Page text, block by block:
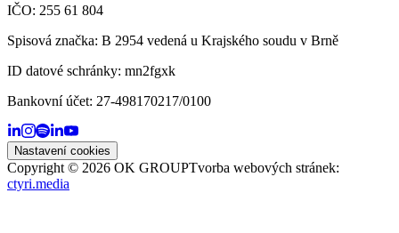
IČO: 255 61 804
Spisová značka: B 2954 vedená u Krajského soudu v Brně
ID datové schránky: mn2fgxk
Bankovní účet: 27-498170217/0100
Nastavení cookies
Copyright © 2026 OK GROUPTvorba webových stránek:
ctyri.media